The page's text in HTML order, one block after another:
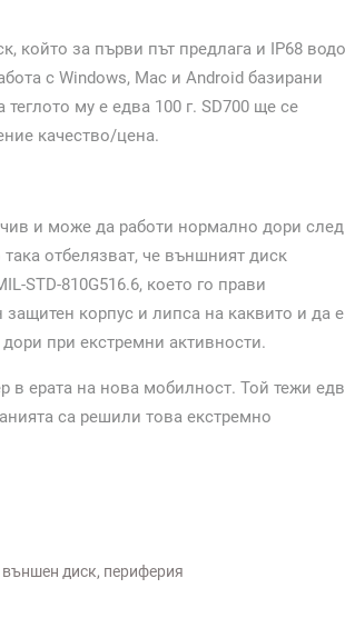
който за първи път предлага и IP68
с Windows, Mac и Android базирани
му е едва 100 г. SD700 ще се
качество/цена.
и може да работи нормално дори след
отбелязват, че външният диск
STD-810G516.6, което го прави
корпус и липса на каквито и да е
при екстремни активности.
в ерата на нова мобилност. Той тежи
са решили това екстремно
външен диск, периферия